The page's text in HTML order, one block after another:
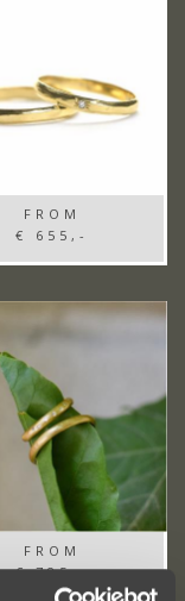
FROM
€ 655,-
FROM
€ 785,-